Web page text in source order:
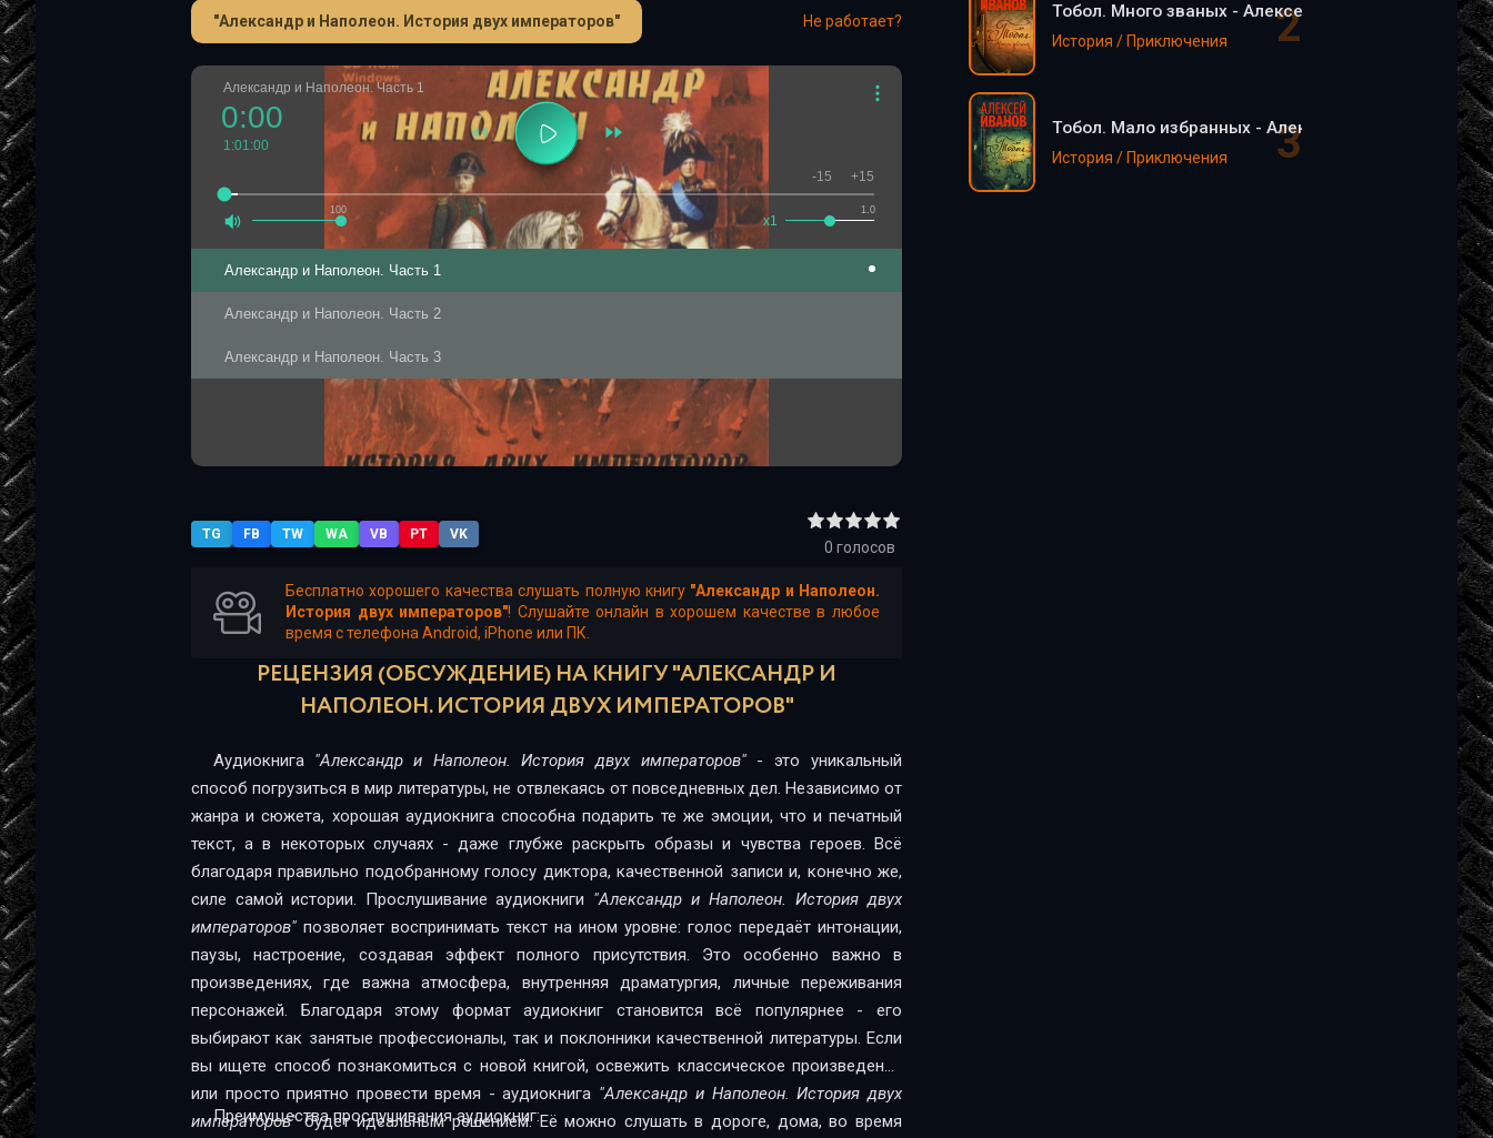
"Александр и Наполеон. История двух императоров" Не работает?
Александр и Наполеон. Часть 1
100
0:00
1:01:00
1.0
x1
-15 +15
Александр и Наполеон. Часть 1
Александр и Наполеон. Часть 2
Александр и Наполеон. Часть 3
TG FB TW WA VB PT VK
0 голосов
Бесплатно хорошего качества слушать полную книгу "Александр и Наполеон.
История двух императоров"! Слушайте онлайн в хорошем качестве в любое
время с телефона Android, iPhone или ПК.
РЕЦЕНЗИЯ (ОБСУЖДЕНИЕ) НА КНИГУ "АЛЕКСАНДР И
НАПОЛЕОН. ИСТОРИЯ ДВУХ ИМПЕРАТОРОВ"
Аудиокнига "Александр и Наполеон. История двух императоров"- это уникальный
способ погрузиться в мир литературы, не отвлекаясь от повседневных дел. Независимо от
жанра и сюжета, хорошая аудиокнига способна подарить те же эмоции, что и печатный
текст, а в некоторых случаях - даже глубже раскрыть образы и чувства героев. Всё
благодаря правильно подобранному голосу диктора, качественной записи и, конечно же,
силе самой истории. Прослушивание аудиокниги "Александр и Наполеон. История двух
императоров" позволяет воспринимать текст на ином уровне: голос передаёт интонации,
паузы, настроение, создавая эффект полного присутствия. Это особенно важно в
произведениях, где важна атмосфера, внутренняя драматургия, личные переживания
персонажей. Благодаря этому формат аудиокниг становится всё популярнее - его
выбирают как занятые профессионалы, так и поклонники качественной литературы. Если
вы ищете способ познакомиться с новой книгой, освежить классическое произведение
или просто приятно провести время - аудиокнига "Александр и Наполеон. История двух
императоров"будет идеальным решением. Её можно слушать в дороге, дома, во время
Преимущества прослушивания аудиокниг:
Тобол. Много званых - Алексей Иванов
История / Приключения
Тобол. Мало избранных - Алексей Иванов
История / Приключения